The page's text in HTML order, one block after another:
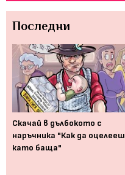
Последни
Скачай в дълбокото с
наръчника "Как да оцелееш
като баща"